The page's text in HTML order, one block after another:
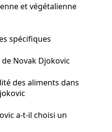
et végétalienne
spécifiques
Novak Djokovic
des aliments dans
a-t-il choisi un